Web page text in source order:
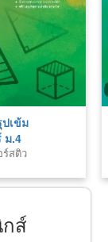
เข้ม
ม.4
สติว
ส์